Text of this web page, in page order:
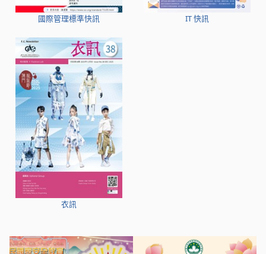
國際管理標準快訊 IT 快訊
衣訊